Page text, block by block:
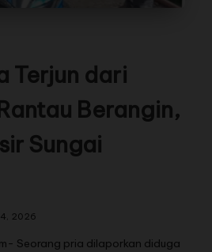
Terjun dari
Berangin,
Sungai
2026
Seorang pria dilaporkan diduga